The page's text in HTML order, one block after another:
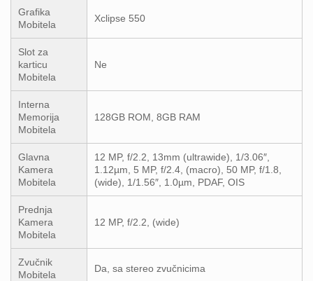
Grafika
Mobitela
Xclipse 550
Slot za
karticu
Mobitela
Ne
Interna
Memorija
Mobitela
128GB ROM, 8GB RAM
Glavna
Kamera
Mobitela
12 MP, f/2.2, 13mm (ultrawide), 1/3.06″,
1.12µm, 5 MP, f/2.4, (macro), 50 MP, f/1.8,
(wide), 1/1.56″, 1.0µm, PDAF, OIS
Prednja
Kamera
Mobitela
12 MP, f/2.2, (wide)
Zvučnik
Mobitela
Da, sa stereo zvučnicima